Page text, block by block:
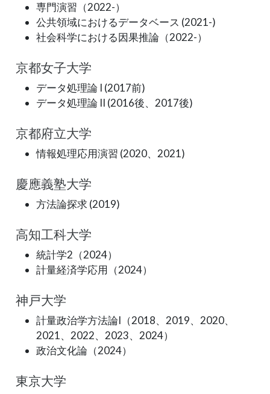
専門演習（2022-）
公共領域におけるデータベース (2021-)
社会科学における因果推論（2022-）
京都女子大学
データ処理論 I (2017前)
データ処理論 II (2016後、2017後)
京都府立大学
情報処理応用演習 (2020、2021)
慶應義塾大学
方法論探求 (2019)
高知工科大学
統計学2（2024）
計量経済学応用（2024）
神戸大学
計量政治学方法論I（2018、2019、2020、
2021、2022、2023、2024）
政治文化論（2024）
東京大学